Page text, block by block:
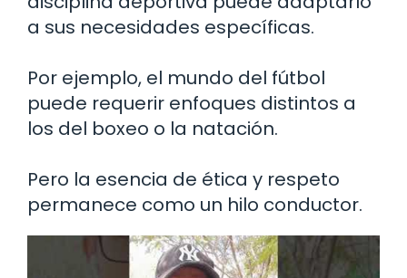
a sus necesidades específicas.
Por ejemplo, el mundo del fútbol
puede requerir enfoques distintos a
los del boxeo o la natación.
Pero la esencia de ética y respeto
permanece como un hilo conductor.